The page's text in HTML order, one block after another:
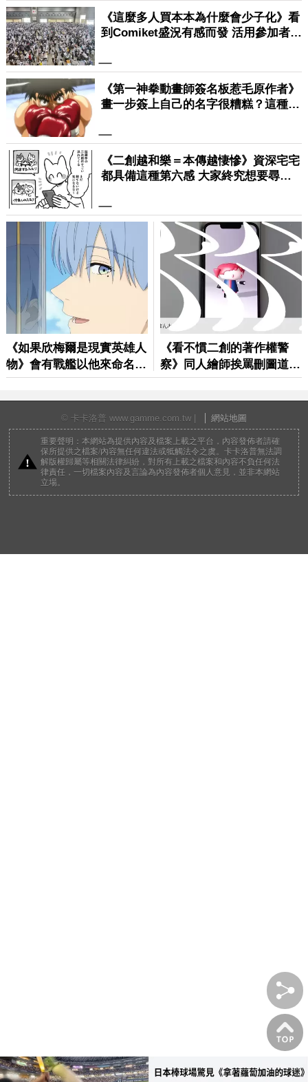
© 卡卡洛普 www.gamme.com.tw | 網站地圖
重要聲明：本網站為提供內容及檔案上載之平台，內容發佈者請確
保所提供之檔案/內容無任何違法或牴觸法令之虞。卡卡洛普無法調
解版權歸屬等相關法律糾紛，對所有上載之檔案和內容不負任何法
律責任，一切檔案內容及言論為內容發佈者個人意見，並非本網站
立場。